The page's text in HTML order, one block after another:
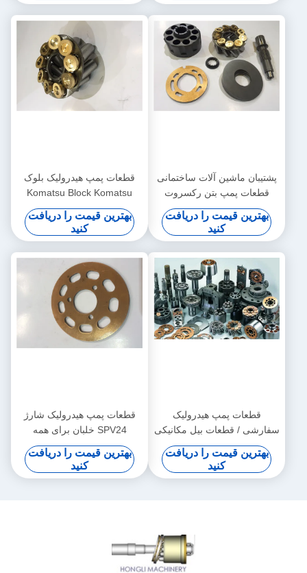
پشتیبان ماشین آلات ساختمانی
قطعات پمپ بتن رکسروت
PV90R030 PV90R042
بهترین قیمت را دریافت
کنید
قطعات پمپ هیدرولیک بلوک
Komatsu Block Komatsu
PC200-7 PC220 Kit Rotary
Group Kit
بهترین قیمت را دریافت
کنید
قطعات پمپ هیدرولیک
سفارشی / قطعات بیل مکانیکی
تعمیر بیل مکانیکی
بهترین قیمت را دریافت
کنید
قطعات پمپ هیدرولیک شارژ
SPV24 خلبان برای همه
برندهای تعمیر بیل مکانیکی
بهترین قیمت را دریافت
کنید